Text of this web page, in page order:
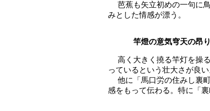
芭蕉も矢立初めの一句に鳥
みとした情感が漂う。
竿燈の意気穹天の
高く大きく撓る竿灯を操
っているという壮大さが良い
他に「馬口労の住みし裏
感をもって伝わる。特に「